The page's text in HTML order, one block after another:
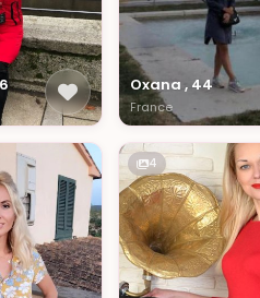
Oxana , 44
France
4